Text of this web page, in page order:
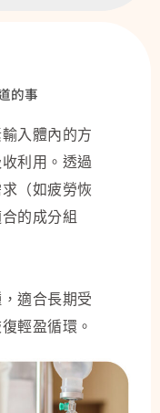
的事
入體內的方
利用。透過
（如疲勞恢
的成分組
適合長期受
輕盈循環。